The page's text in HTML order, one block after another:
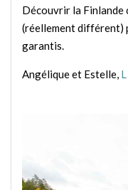
Découvrir la Finlande
(réellement différent)
garantis.
Angélique et Estelle,